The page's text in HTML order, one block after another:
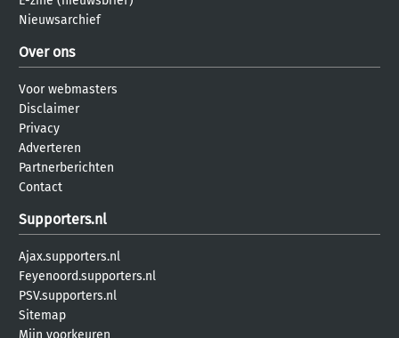
Nieuwsarchief
Over ons
Voor webmasters
Disclaimer
Privacy
Adverteren
Partnerberichten
Contact
Supporters.nl
Ajax.supporters.nl
Feyenoord.supporters.nl
PSV.supporters.nl
Sitemap
Mijn voorkeuren